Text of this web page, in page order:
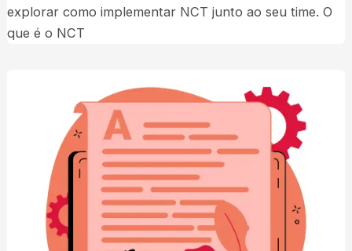
explorar como implementar NCT junto ao seu time. O
que é o NCT